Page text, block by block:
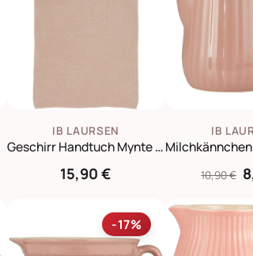
IB LAURSEN
Geschirr Handtuch Mynte gestrickt
15,90 €
IB
10,90 €
-17%